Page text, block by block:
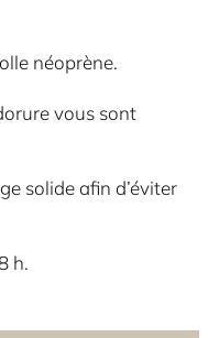
néoprène.
vous sont
solide afin d’éviter
h.